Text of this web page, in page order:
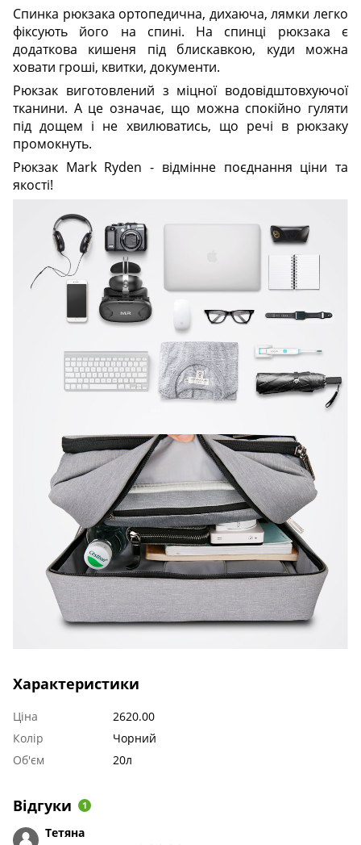
Спинка рюкзака ортопедична, дихаюча, лямки легко
фіксують його на спині. На спинці рюкзака є
додаткова кишеня під блискавкою, куди можна
ховати гроші, квитки, документи.
Рюкзак виготовлений з міцної водовідштовхуючої
тканини. А це означає, що можна спокійно гуляти
під дощем і не хвилюватись, що речі в рюкзаку
промокнуть.
Рюкзак Mark Ryden - відмінне поєднання ціни та
якості!
Характеристики
Ціна
2620.00
Колір
Чорний
Об'єм
20л
Відгуки 1
Тетяна